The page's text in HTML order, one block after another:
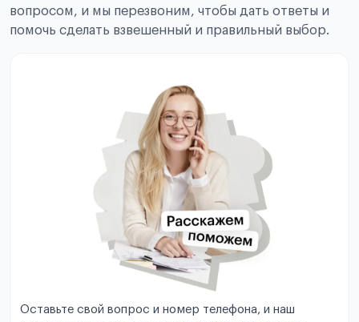
вопросом, и мы перезвоним, чтобы дать ответы и
помочь сделать взвешенный и правильный выбор.
Оставьте свой вопрос и номер телефона, и наш